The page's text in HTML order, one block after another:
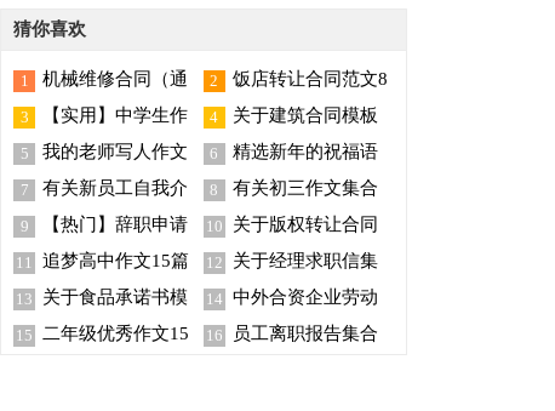
猜你喜欢
1
机械维修合同（通
用5篇）
2
饭店转让合同范文8
篇
3
【实用】中学生作
文300字集锦10篇
4
关于建筑合同模板
集锦六篇
5
我的老师写人作文
300字合集九篇
6
精选新年的祝福语
集锦36句
7
有关新员工自我介
绍模板汇总四篇
8
有关初三作文集合
五篇
9
【热门】辞职申请
书合集9篇
10
关于版权转让合同
四篇
11 追梦高中作文15篇 12
关于经理求职信集
合3篇
13
关于食品承诺书模
板合集六篇
14 中外合资企业劳动
合同5篇
15
二年级优秀作文15
16
员工离职报告集合